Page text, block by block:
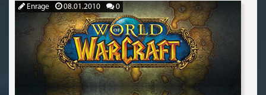
Enrage 08.01.2010 0